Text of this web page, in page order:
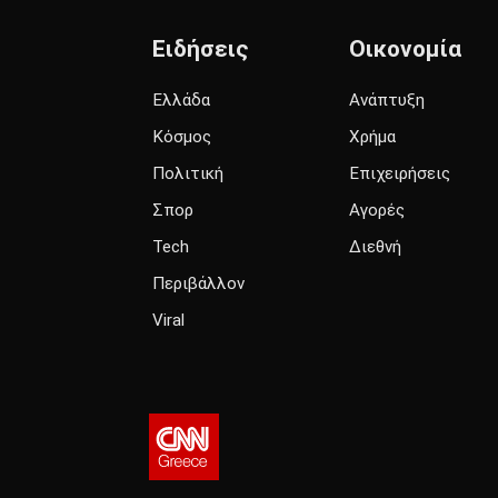
Ειδήσεις
Ελλάδα
Κόσμος
Πολιτική
Σπορ
Tech
Περιβάλλον
Viral
Οικονομία
Ανάπτυξη
Χρήμα
Επιχειρήσεις
Αγορές
Διεθνή